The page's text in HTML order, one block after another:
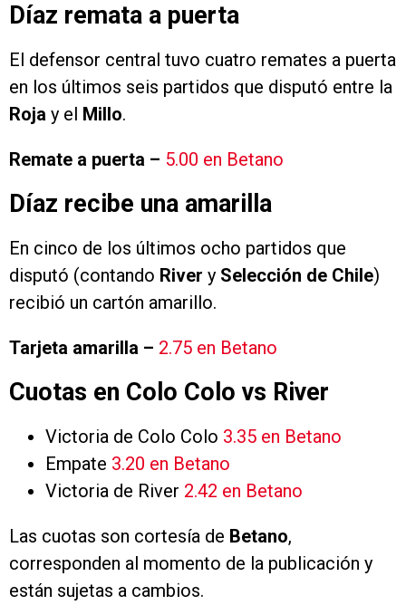
Díaz remata a puerta
El defensor central tuvo cuatro remates a puerta
en los últimos seis partidos que disputó entre la
Roja y el Millo.
Remate a puerta – 5.00 en Betano
Díaz recibe una amarilla
En cinco de los últimos ocho partidos que
disputó (contando River y Selección de Chile)
recibió un cartón amarillo.
Tarjeta amarilla – 2.75 en Betano
Cuotas en Colo Colo vs River
Victoria de Colo Colo 3.35 en Betano
Empate 3.20 en Betano
Victoria de River 2.42 en Betano
Las cuotas son cortesía de Betano,
corresponden al momento de la publicación y
están sujetas a cambios.